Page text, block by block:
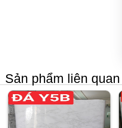
Sản phẩm liên quan